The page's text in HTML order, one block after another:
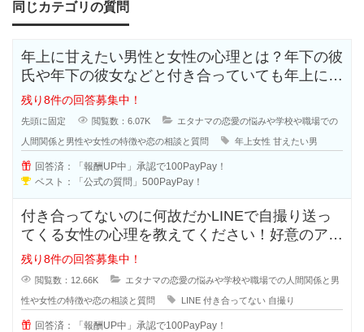
同じカテゴリの質問
年上に甘えたい男性と女性の心理とは？年下の彼
氏や年下の彼女などと付き合っていても年上に甘
えたいと思う人も多いのではないで
残り8件の回答募集中！
先頭に固定 閲覧数：6.07K エタナマの恋愛の悩みや学校や職場での
人間関係と男性や女性の特徴や恋の相談と質問 年上女性 甘えたい男
回答済：「報酬UP中」承認で100PayPay！
ベスト：「公式の質問」500PayPay！
付き合ってないのに何故だかLINEで自撮り送っ
てくる女性の心理を教えてください！好意のアピ
ールなのか、好きなのか分からな
残り8件の回答募集中！
閲覧数：12.66K エタナマの恋愛の悩みや学校や職場での人間関係と男
性や女性の特徴や恋の相談と質問 LINE 付き合ってない 自撮り
回答済：「報酬UP中」承認で100PayPay！